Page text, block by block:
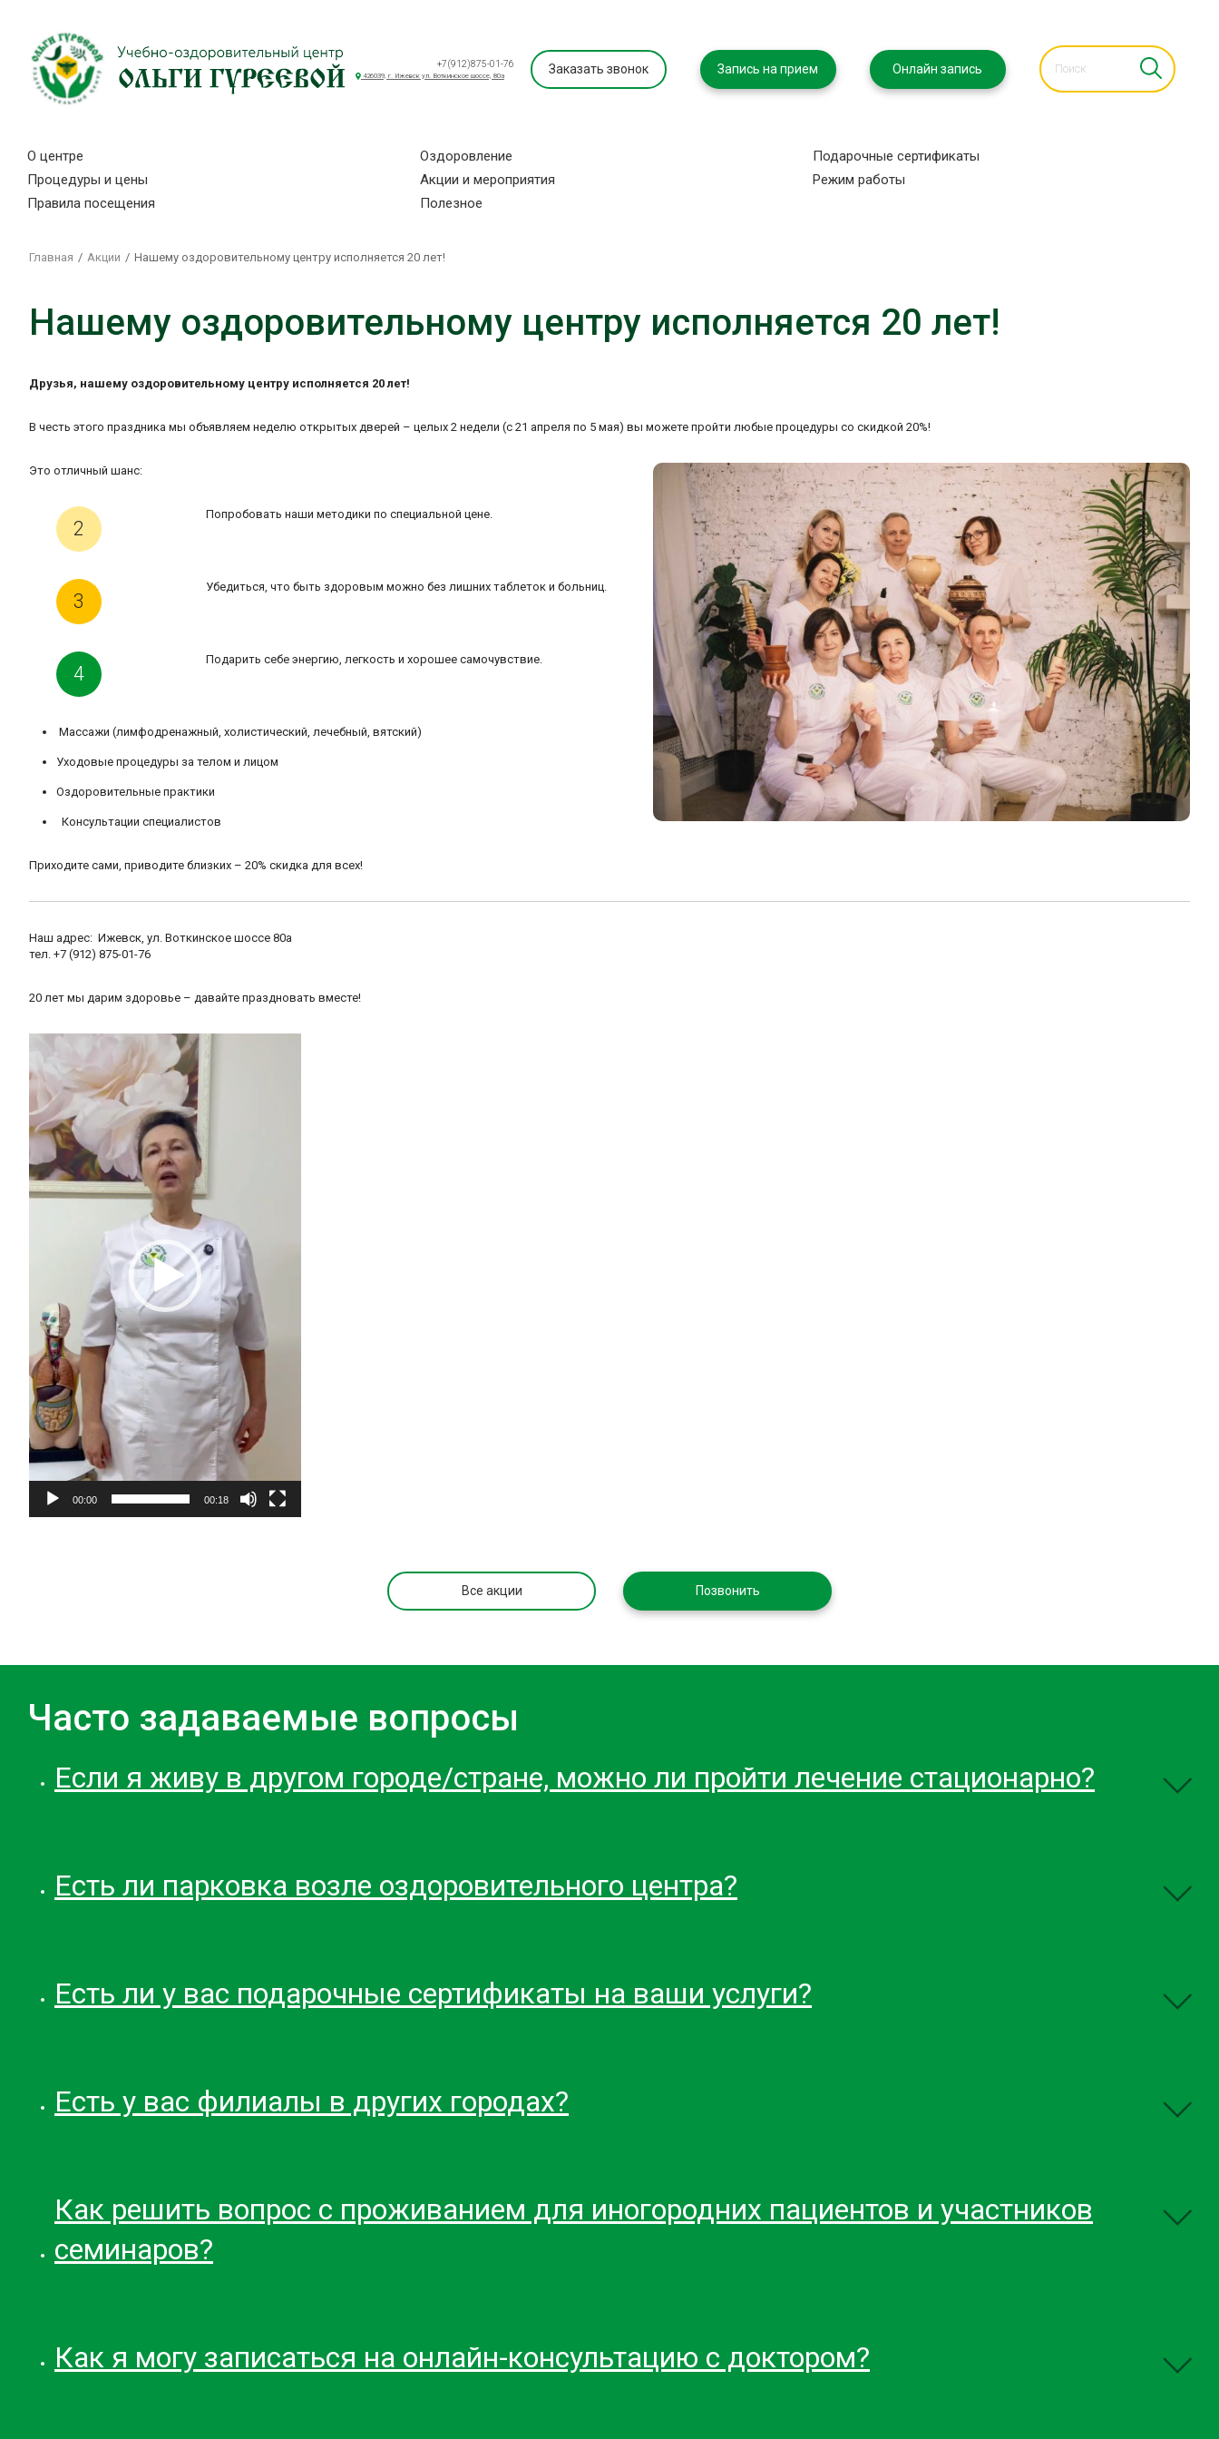
+7(912)875-01-76
426039, г. Ижевск ул. Воткинское шоссе, 80а Заказать звонок Запись на прием Онлайн запись
О центре
Процедуры и цены
Правила посещения
Оздоровление
Акции и мероприятия
Полезное
Подарочные сертификаты
Режим работы
Главная Акции Нашему оздоровительному центру исполняется 20 лет!
Нашему оздоровительному центру исполняется 20 лет!
Друзья, нашему оздоровительному центру исполняется 20 лет!
В честь этого праздника мы объявляем неделю открытых дверей – целых 2 недели (с 21 апреля по 5 мая) вы можете пройти любые процедуры со скидкой 20%!
Это отличный шанс:
Попробовать наши методики по специальной цене.
Убедиться, что быть здоровым можно без лишних таблеток и больниц.
Подарить себе энергию, легкость и хорошее самочувствие.
Массажи (лимфодренажный, холистический, лечебный, вятский)
Уходовые процедуры за телом и лицом
Оздоровительные практики
Консультации специалистов
Приходите сами, приводите близких – 20% скидка для всех!
Наш адрес: Ижевск, ул. Воткинское шоссе 80а
тел. +7 (912) 875-01-76
20 лет мы дарим здоровье – давайте праздновать вместе!
Видеоплеер
00:00 00:18
Все акции Позвонить
Часто задаваемые вопросы
Если я живу в другом городе/стране, можно ли пройти лечение стационарно?
Есть ли парковка возле оздоровительного центра?
Есть ли у вас подарочные сертификаты на ваши услуги?
Есть у вас филиалы в других городах?
Как решить вопрос с проживанием для иногородних пациентов и участников
семинаров?
Как я могу записаться на онлайн-консультацию с доктором?